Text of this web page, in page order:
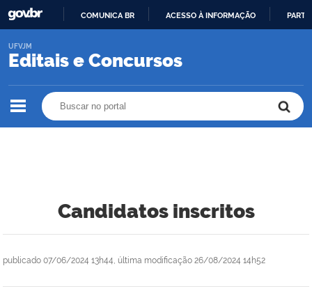
O
COMUNICA BR ACESSO À INFORMAÇÃO
Editais e Concursos
UFVJM
Candidatos inscritos
publicado 07/06/2024 13h44, última modificação 26/08/2024 14h52